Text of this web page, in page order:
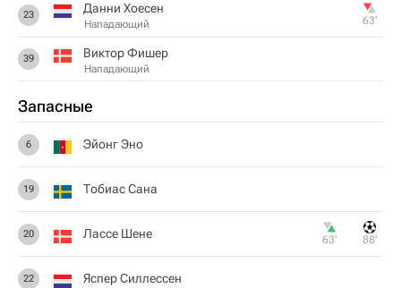
23 Данни Хоесен
Нападающий 63‎’‎
39 Виктор Фишер
Нападающий
Запасные
6 Эйонг Эно
19 Тобиас Сана
20 Лассе Шене 63‎’‎ 88‎’‎
22 Яспер Силлессен